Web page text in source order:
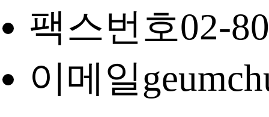
팩스번호02-
이메일